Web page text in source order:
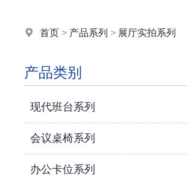
首页 > 产品系列 > 展厅实拍系列
产品类别
现代班台系列
会议桌椅系列
办公卡位系列